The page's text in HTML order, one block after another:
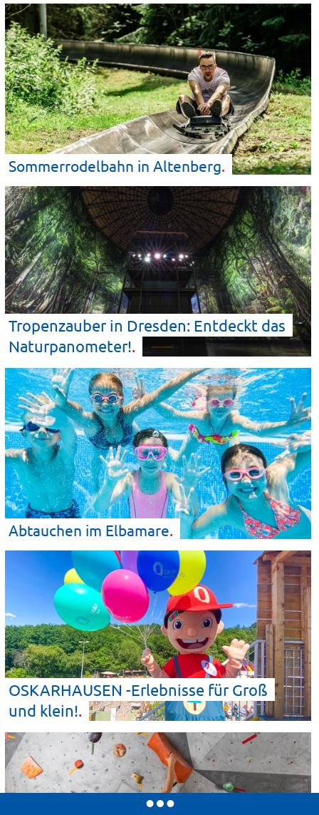
Sommerrodelbahn in Altenberg
Tropenzauber in Dresden: Entdeckt das
Naturpanometer!
Abtauchen im Elbamare
OSKARHAUSEN -Erlebnisse für Groß
und klein!